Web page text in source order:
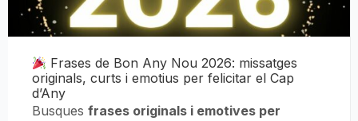
Frases de Bon Any Nou 2026: missatges
originals, curts i emotius per felicitar el Cap
d’Any
Busques frases originals i emotives per